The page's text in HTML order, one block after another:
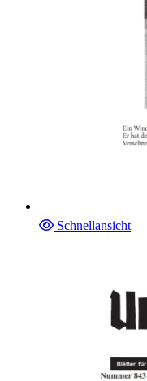
Schnellansicht